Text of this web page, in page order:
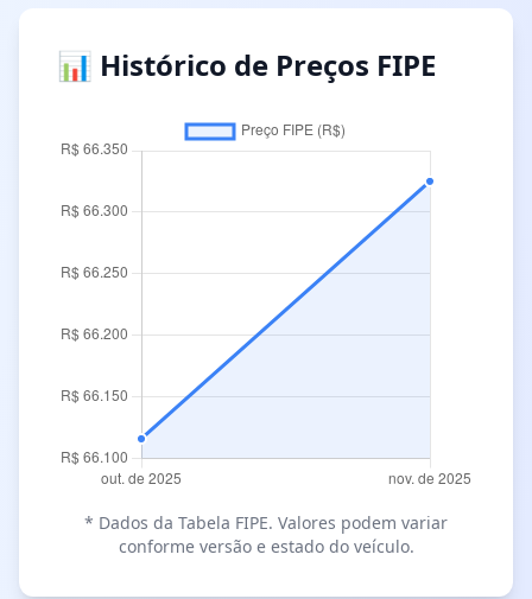
📊 Histórico de Preços FIPE
* Dados da Tabela FIPE. Valores podem variar
conforme versão e estado do veículo.